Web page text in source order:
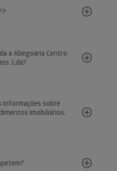
a Abegoaria Centro
Lda?
informações sobre
Imobiliários,